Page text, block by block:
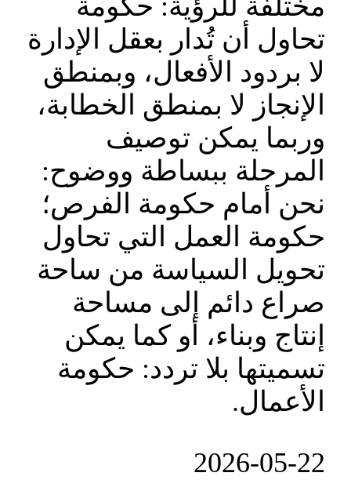
مختلفة للرؤية: حكومة
تحاول أن تُدار بعقل الإدارة
لا بردود الأفعال، وبمنطق
الإنجاز لا بمنطق الخطابة،
وربما يمكن توصيف
المرحلة ببساطة ووضوح:
نحن أمام حكومة الفرص؛
حكومة العمل التي تحاول
تحويل السياسة من ساحة
صراع دائم إلى مساحة
إنتاج وبناء، أو كما يمكن
تسميتها بلا تردد: حكومة
الأعمال.
‎2026-‎05-‎22